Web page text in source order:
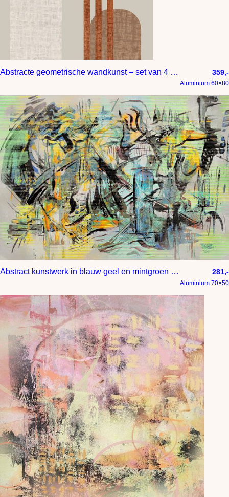
Abstracte geometrische wandkunst – set van 4 – bohemian japandi scandinavisch 359,-
Aluminium 60×80
Abstract kunstwerk in blauw geel en mintgroen met grijze en zwarte details 281,-
Aluminium 70×50